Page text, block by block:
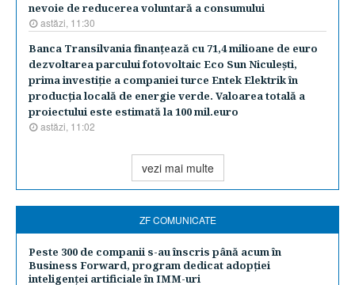
nevoie de reducerea voluntară a consumului
astăzi, 11:30
Banca Transilvania finanţează cu 71,4 milioane de euro
dezvoltarea parcului fotovoltaic Eco Sun Niculeşti,
prima investiţie a companiei turce Entek Elektrik în
producţia locală de energie verde. Valoarea totală a
proiectului este estimată la 100 mil.euro
astăzi, 11:02
vezi mai multe
ZF COMUNICATE
Peste 300 de companii s-au înscris până acum în
Business Forward, program dedicat adopției
inteligenței artificiale în IMM-uri